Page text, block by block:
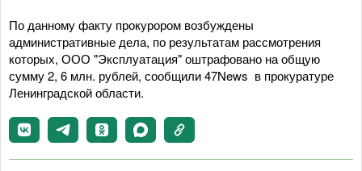
По данному факту прокурором возбуждены
административные дела, по результатам рассмотрения
которых, ООО "Эксплуатация" оштрафовано на общую
сумму 2, 6 млн. рублей, сообщили 47News в прокуратуре
Ленинградской области.